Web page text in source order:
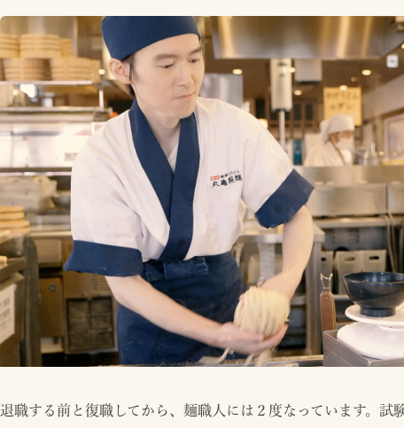
退職する前と復職してから、麺職人には２度なっています。試